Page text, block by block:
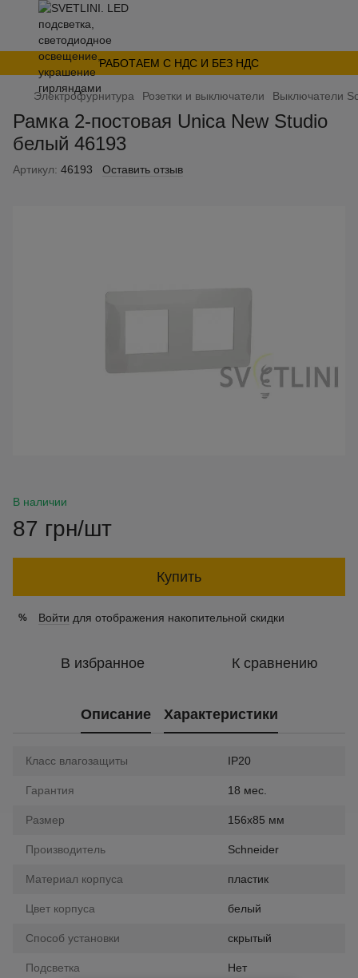
РАБОТАЕМ С НДС И БЕЗ НДС
Электрофурнитура Розетки и выключатели Выключатели
Рамка 2-постовая Unica New Studio
белый 46193
Артикул: 46193 Оставить отзыв
В наличии
87 грн/шт
Купить
% Войти для отображения накопительной скидки
В избранное К сравнению
Описание Характеристики
Класс влагозащиты IP20
Гарантия 18 мес.
Размер 156х85 мм
Производитель Schneider
Материал корпуса пластик
Цвет корпуса белый
Способ установки скрытый
Подсветка Нет